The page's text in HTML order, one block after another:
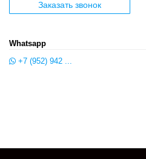
Заказать звонок
Whatsapp
+7 (952) 942 ...